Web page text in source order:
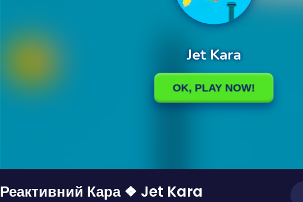
Реактивний Кара ❖ Jet Kara